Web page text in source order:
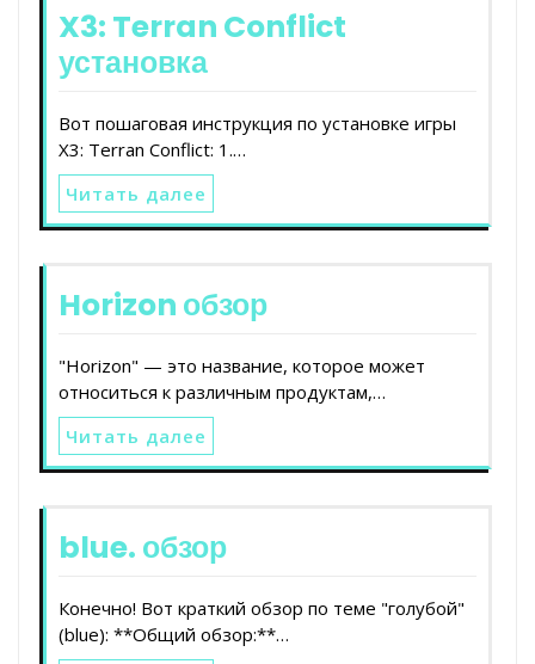
X3: Terran Conflict
установка
Вот пошаговая инструкция по установке игры
X3: Terran Conflict: 1.…
Читать далее
Horizon обзор
"Horizon" — это название, которое может
относиться к различным продуктам,…
Читать далее
blue. обзор
Конечно! Вот краткий обзор по теме "голубой"
(blue): **Общий обзор:**…